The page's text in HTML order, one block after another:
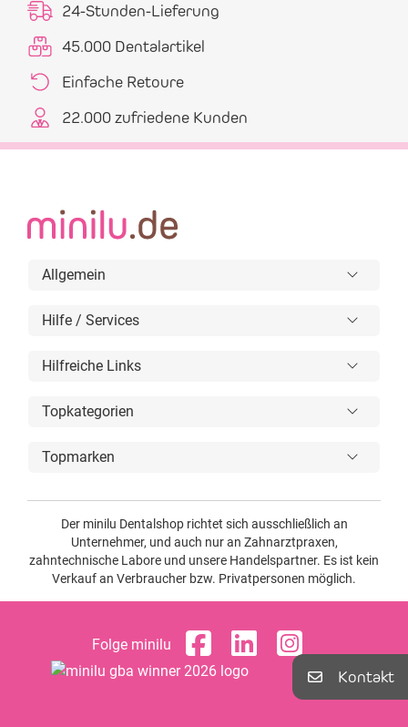
Kontakt
24-Stunden-Lieferung
45.000 Dentalartikel
Einfache Retoure
22.000 zufriedene Kunden
Allgemein
Hilfe / Services
Hilfreiche Links
Topkategorien
Topmarken
Der minilu Dentalshop richtet sich ausschließlich an
Unternehmer, und auch nur an Zahnarztpraxen,
zahntechnische Labore und unsere Handelspartner. Es ist kein
Verkauf an Verbraucher bzw. Privatpersonen möglich.
Folge minilu